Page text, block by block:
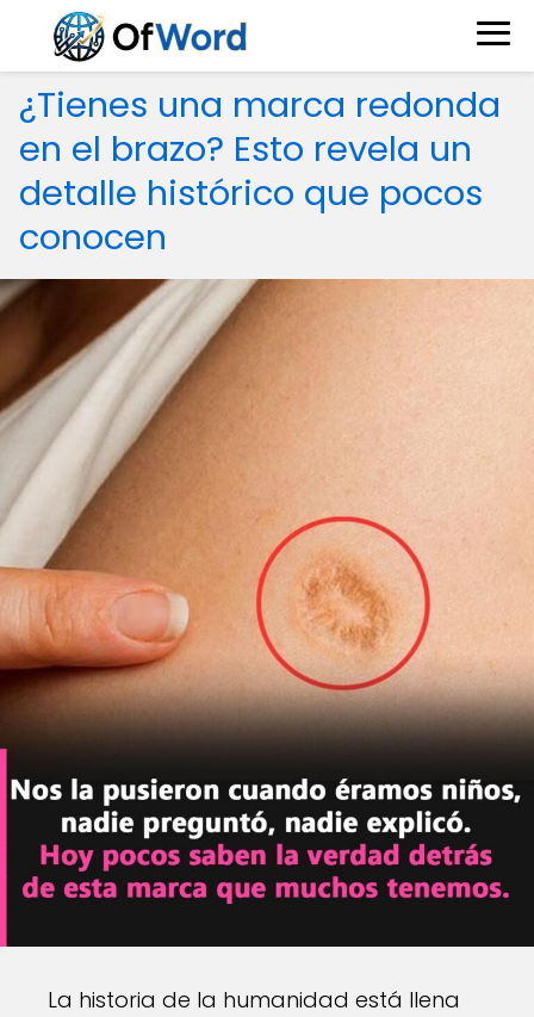
¿Tienes una marca redonda
en el brazo? Esto revela un
detalle histórico que pocos
conocen
La historia de la humanidad está llena